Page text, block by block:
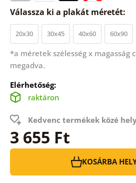
Válassza ki a plakát méretét:
20x30 30x45 40x60 60x90
*a méretek szélesség x magasság
megadva.
Elérhetőség:
raktáron
Kedvenc termékek közé
3 655 Ft
KOSÁRBA